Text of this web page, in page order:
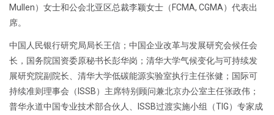
Mullen）女士和公会北亚区总裁李颖女士（FCMA, CGMA）代表出
席。
中国人民银行研究局局长王信；中国企业改革与发展研究会候任会
长，国务院国资委原秘书长彭华岗；清华大学气候变化与可持续发
展研究院副院长、清华大学低碳能源实验室执行主任张健；国际可
持续准则理事会（ISSB）主席特别顾问兼北京办公室主任张政伟；
普华永道中国专业技术部合伙人、ISSB过渡实施小组（TIG）专家成